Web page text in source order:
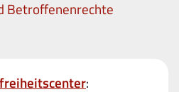
Betroffenenrechte
: